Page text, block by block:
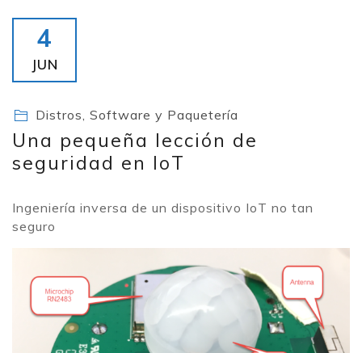
4
JUN
Distros, Software y Paquetería
Una pequeña lección de
seguridad en IoT
Ingeniería inversa de un dispositivo IoT no tan
seguro